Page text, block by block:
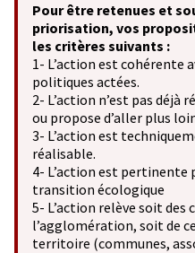
Pour être retenues et
priorisation, vos
les critères suivants :
1- L’action est cohérente
politiques actées.
2- L’action n’est pas déjà
ou propose d’aller plus
3- L’action est
réalisable.
4- L’action est pertinente
transition écologique
5- L’action relève soit des
l’agglomération, soit de
territoire (communes,